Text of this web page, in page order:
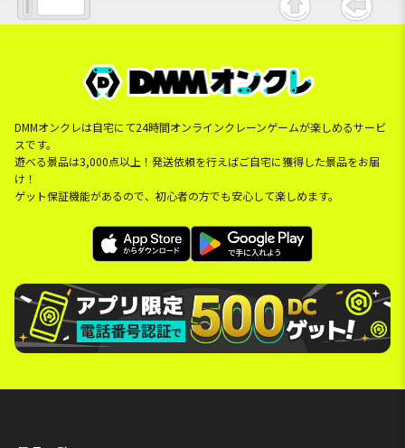
DMMオンクレは自宅にて24時間オンラインクレーンゲームが楽しめるサービ
スです。
遊べる景品は3,000点以上！発送依頼を行えばご自宅に獲得した景品をお届
け！
ゲット保証機能があるので、初心者の方でも安心して楽しめます。